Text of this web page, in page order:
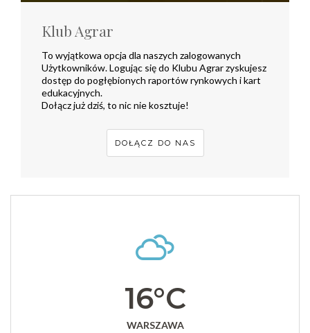
Klub Agrar
To wyjątkowa opcja dla naszych zalogowanych
Użytkowników. Logując się do Klubu Agrar zyskujesz
dostęp do pogłębionych raportów rynkowych i kart
edukacyjnych.
Dołącz już dziś, to nic nie kosztuje!
DOŁĄCZ DO NAS
16°C
WARSZAWA